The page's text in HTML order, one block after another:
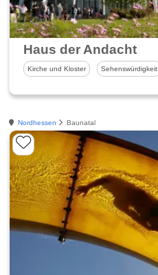
Haus der Andacht
Kirche und Kloster Sehenswürdigkeit
Nordhessen Baunatal